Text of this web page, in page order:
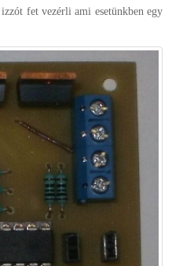
fet vezérli ami esetünkben egy